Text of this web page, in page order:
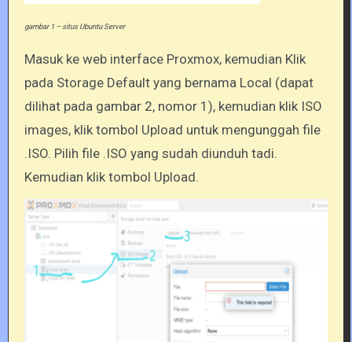
gambar 1 – situs Ubuntu Server
Masuk ke web interface Proxmox, kemudian Klik
pada Storage Default yang bernama Local (dapat
dilihat pada gambar 2, nomor 1), kemudian klik ISO
images, klik tombol Upload untuk mengunggah file
.ISO. Pilih file .ISO yang sudah diunduh tadi.
Kemudian klik tombol Upload.